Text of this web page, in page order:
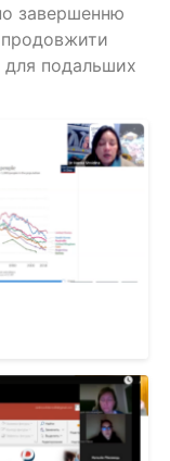
завершенню
продовжити
для подальших